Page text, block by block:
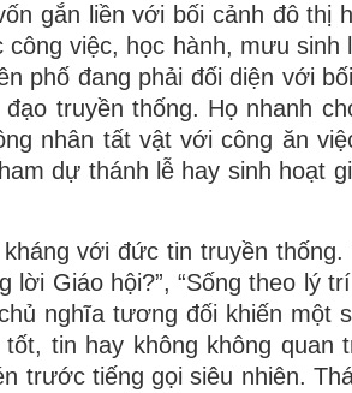
gắn liền với bối cảnh đô thị
việc, học hành, mưu sinh
phố đang phải đối diện với
truyền thống. Họ nhanh
nhân tất vật với công ăn
dự thánh lễ hay sinh hoạt
với đức tin truyền thống.
lời Giáo hội?”, “Sống theo lý
nghĩa tương đối khiến một
tin hay không không quan
trước tiếng gọi siêu nhiên.